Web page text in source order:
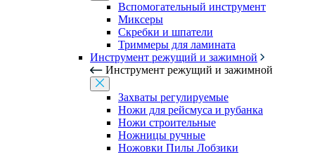
Вспомогательный инструмент
Миксеры
Скребки и шпатели
Триммеры для ламината
Инструмент режущий и зажимной
Инструмент режущий и зажимной
Захваты регулируемые
Ножи для рейсмуса и рубанка
Ножи строительные
Ножницы ручные
Ножовки Пилы Лобзики